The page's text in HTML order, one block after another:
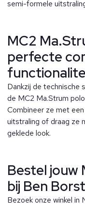
semi-formele
MC2
perfecte
Dankzij de technische
de MC2 Ma.Strum
Combineer ze met
uitstraling of draag ze
geklede look.
Bestel jouw
bij Ben Borst
Bezoek onze winkel in